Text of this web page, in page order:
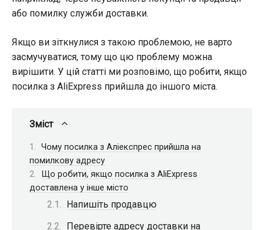
або помилку служби доставки.
Якщо ви зіткнулися з такою проблемою, не варто
засмучуватися, тому що цю проблему можна
вирішити. У цій статті ми розповімо, що робити, якщо
посилка з AliExpress прийшла до іншого міста.
Зміст
Чому посилка з Аліекспрес прийшла на
помилкову адресу
Що робити, якщо посилка з AliExpress
доставлена у інше місто
Напишіть продавцю
Перевірте адресу доставки на